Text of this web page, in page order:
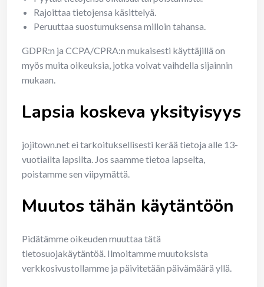
Rajoittaa tietojensa käsittelyä.
Peruuttaa suostumuksensa milloin tahansa.
GDPR:n ja CCPA/CPRA:n mukaisesti käyttäjillä on
myös muita oikeuksia, jotka voivat vaihdella sijainnin
mukaan.
Lapsia koskeva yksityisyys
jojitown.net ei tarkoituksellisesti kerää tietoja alle 13-
vuotiailta lapsilta. Jos saamme tietoa lapselta,
poistamme sen viipymättä.
Muutos tähän käytäntöön
Pidätämme oikeuden muuttaa tätä
tietosuojakäytäntöä. Ilmoitamme muutoksista
verkkosivustollamme ja päivitetään päivämäärä yllä.